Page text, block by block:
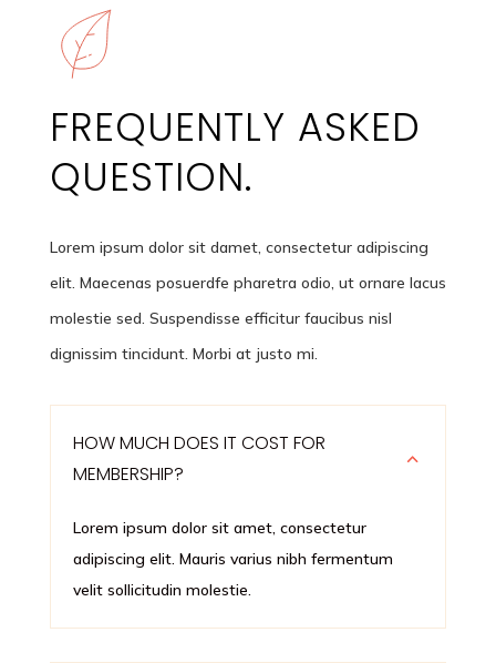
FREQUENTLY ASKED
QUESTION.
Lorem ipsum dolor sit damet, consectetur adipiscing
elit. Maecenas posuerdfe pharetra odio, ut ornare lacus
molestie sed. Suspendisse efficitur faucibus nisl
dignissim tincidunt. Morbi at justo mi.
2
HOW MUCH DOES IT COST FOR
MEMBERSHIP?
Lorem ipsum dolor sit amet, consectetur
adipiscing elit. Mauris varius nibh fermentum
velit sollicitudin molestie.